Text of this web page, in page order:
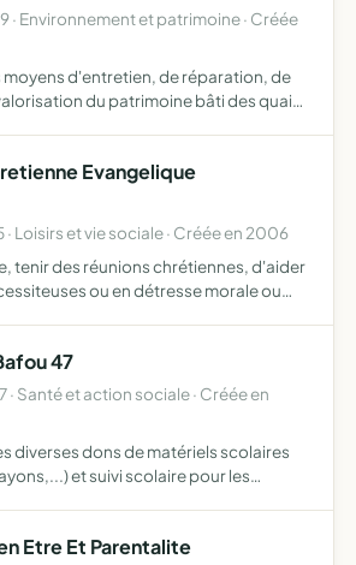
· Environnement et patrimoine · Créée
moyens d'entretien, de réparation, de
du patrimoine bâti des quais
Evangelique
· Loisirs et vie sociale · Créée en 2006
tenir des réunions chrétiennes, d'aider
ou en détresse morale ou
47
· Santé et action sociale · Créée en
diverses dons de matériels scolaires
et suivi scolaire pour les
Etre Et Parentalite